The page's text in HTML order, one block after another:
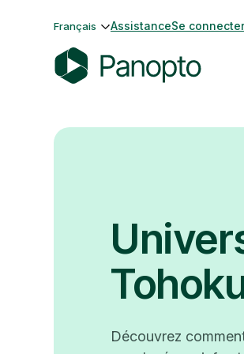
Français AssistanceSe connecter
n
Découvrez